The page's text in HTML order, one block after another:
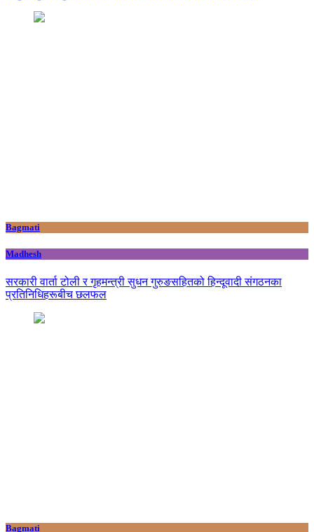
Bagmati
Madhesh
सरकारी वार्ता टोली र गृहमन्त्री सुधन गुरुङसहितको हिन्दूवादी संगठनका
प्रतिनिधिहरूबीच छलफल
Bagmati